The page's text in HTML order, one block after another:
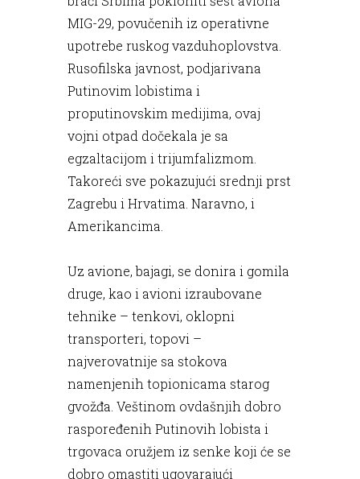
MIG-29, povučenih iz operativne
upotrebe ruskog vazduhoplovstva.
Rusofilska javnost, podjarivana
Putinovim lobistima i
proputinovskim medijima, ovaj
vojni otpad dočekala je sa
egzaltacijom i trijumfalizmom.
Takoreći sve pokazujući srednji prst
Zagrebu i Hrvatima. Naravno, i
Amerikancima.
Uz avione, bajagi, se donira i gomila
druge, kao i avioni izraubovane
tehnike – tenkovi, oklopni
transporteri, topovi –
najverovatnije sa stokova
namenjenih topionicama starog
gvožđa. Veštinom ovdašnjih dobro
raspoređenih Putinovih lobista i
trgovaca oružjem iz senke koji će se
dobro omastiti ugovarajući